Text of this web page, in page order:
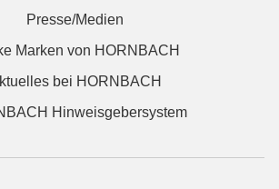
Presse/Medien
Marken von HORNBACH
bei HORNBACH
Hinweisgebersystem